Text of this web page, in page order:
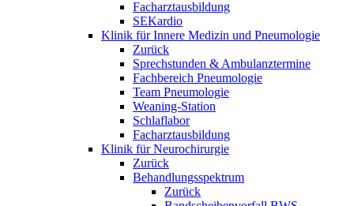
Facharztausbildung
SEKardio
Klinik für Innere Medizin und Pneumologie
Zurück
Sprechstunden & Ambulanztermine
Fachbereich Pneumologie
Team Pneumologie
Weaning-Station
Schlaflabor
Facharztausbildung
Klinik für Neurochirurgie
Zurück
Behandlungsspektrum
Zurück